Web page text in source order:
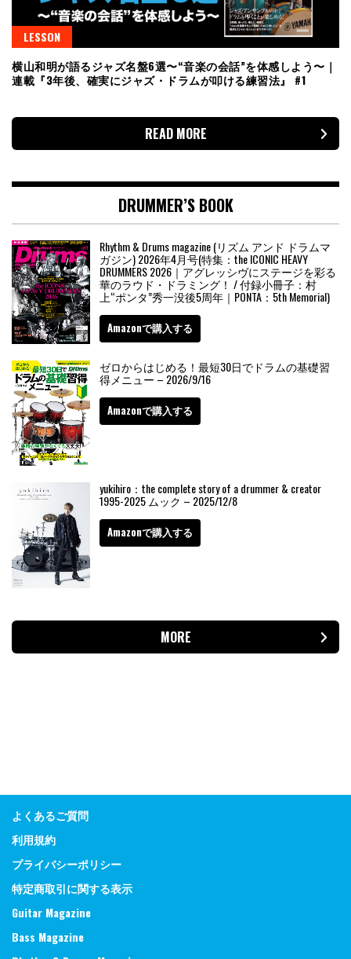
LESSON
横山和明が語るジャズ名盤6選〜“音楽の会話”を体感しよう〜｜
連載『3年後、確実にジャズ・ドラムが叩ける練習法』 #1
READ MORE
DRUMMER’S BOOK
Rhythm & Drums magazine (リズム アンド ドラムマ
ガジン) 2026年4月号(特集：the ICONIC HEAVY
DRUMMERS 2026｜アグレッシヴにステージを彩る
華のラウド・ドラミング！ / 付録小冊子：村
上“ポンタ”秀一没後5周年｜PONTA：5th Memorial)
Amazonで購入する
ゼロからはじめる！最短30日でドラムの基礎習
得メニュー – 2026/9/16
Amazonで購入する
yukihiro：the complete story of a drummer & creator
1995-2025 ムック – 2025/12/8
Amazonで購入する
MORE
よくあるご質問
利用規約
プライバシーポリシー
特定商取引に関する表示
Guitar Magazine
Bass Magazine